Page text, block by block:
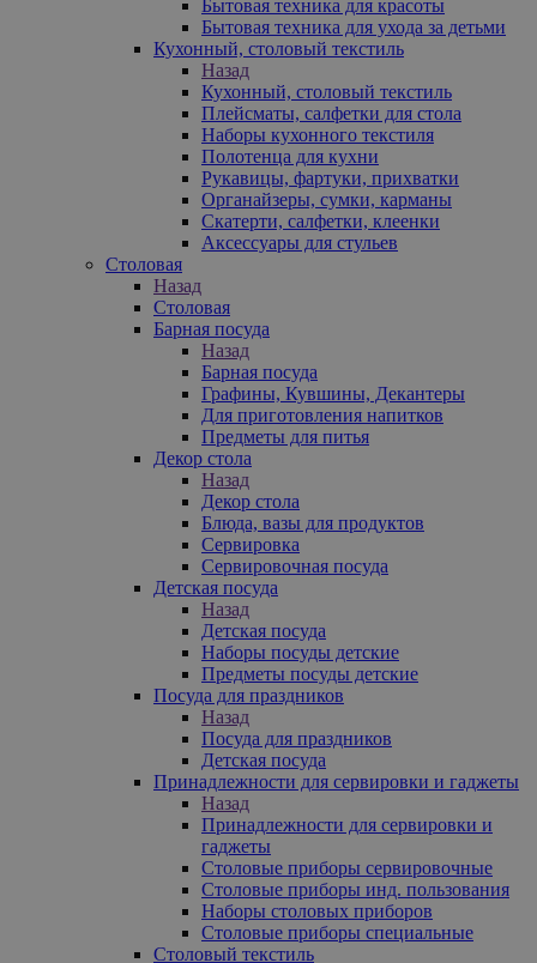
Бытовая техника для красоты
Бытовая техника для ухода за детьми
Кухонный, столовый текстиль
Назад
Кухонный, столовый текстиль
Плейсматы, салфетки для стола
Наборы кухонного текстиля
Полотенца для кухни
Рукавицы, фартуки, прихватки
Органайзеры, сумки, карманы
Скатерти, салфетки, клеенки
Аксессуары для стульев
Столовая
Назад
Столовая
Барная посуда
Назад
Барная посуда
Графины, Кувшины, Декантеры
Для приготовления напитков
Предметы для питья
Декор стола
Назад
Декор стола
Блюда, вазы для продуктов
Сервировка
Сервировочная посуда
Детская посуда
Назад
Детская посуда
Наборы посуды детские
Предметы посуды детские
Посуда для праздников
Назад
Посуда для праздников
Детская посуда
Принадлежности для сервировки и гаджеты
Назад
Принадлежности для сервировки и
гаджеты
Столовые приборы сервировочные
Столовые приборы инд. пользования
Наборы столовых приборов
Столовые приборы специальные
Столовый текстиль